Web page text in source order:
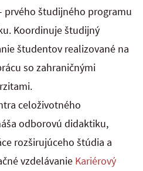
prvého študijného programu
Koordinuje študijný
študentov realizované na
so zahraničnými
celoživotného
odborovú didaktiku,
rozširujúceho štúdia a
vzdelávanie Kariérový